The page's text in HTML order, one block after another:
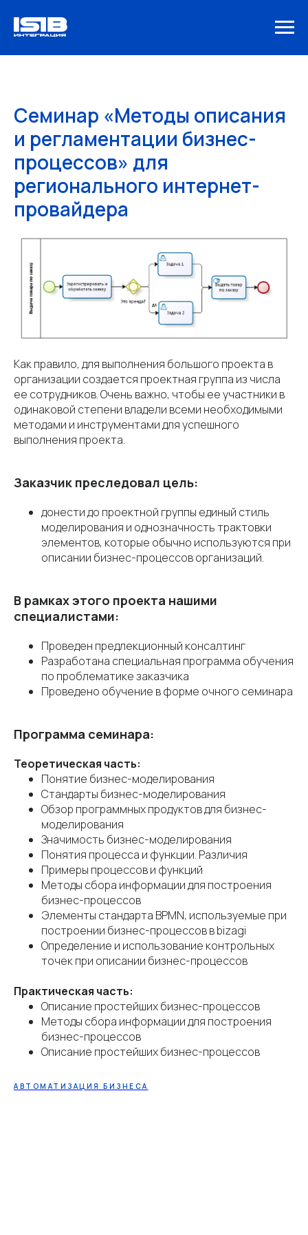
Семинар «Методы описания
и регламентации бизнес-
процессов» для
регионального интернет-
провайдера
Как правило, для выполнения большого проекта в
организации создается проектная группа из числа
ее сотрудников. Очень важно, чтобы ее участники в
одинаковой степени владели всеми необходимыми
методами и инструментами для успешного
выполнения проекта.
Заказчик преследовал цель:
донести до проектной группы единый стиль
моделирования и однозначность трактовки
элементов, которые обычно используются при
описании бизнес-процессов организаций.
В рамках этого проекта нашими
специалистами:
Проведен предлекционный консалтинг
Разработана специальная программа обучения
по проблематике заказчика
Проведено обучение в форме очного семинара
Программа семинара:
Теоретическая часть:
Понятие бизнес-моделирования
Стандарты бизнес-моделирования
Обзор программных продуктов для бизнес-
моделирования
Значимость бизнес-моделирования
Понятия процесса и функции. Различия
Примеры процессов и функций
Методы сбора информации для построения
бизнес-процессов
Элементы стандарта BPMN, используемые при
построении бизнес-процессов в bizagi
Определение и использование контрольных
точек при описании бизнес-процессов
Практическая часть:
Описание простейших бизнес-процессов
Методы сбора информации для построения
бизнес-процессов
Описание простейших бизнес-процессов
АВТОМАТИЗАЦИЯ БИЗНЕСА